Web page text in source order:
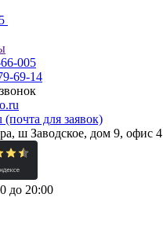
005
69-14
для заявок)
ш Заводское, дом 9, офис 4
до 20:00